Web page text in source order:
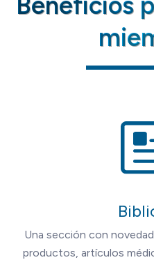
Una sección con
productos, artículos